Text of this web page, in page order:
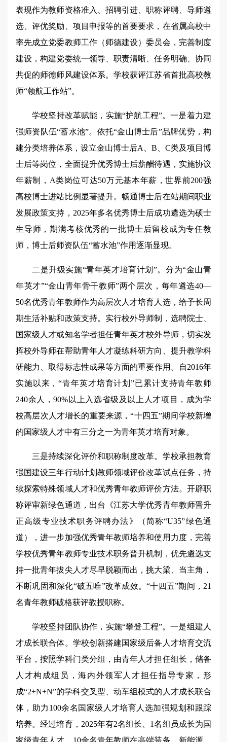
表现作为教师资格准入、招聘引进、职称评聘、导师遴
选、评优奖励、项目申报等的首要要求，在省属高校中
率先成立党委教师工作（师德建设）委员会，完善制度
建设，构建党委统一领导、职责清晰、任务明确、协同
共促的师德师风建设体系。学校获评江苏省首批高校教
师“领航工作站”。
学校坚持改革赋能，实施“护航工程”。一是着力建
强师资队伍“蓄水池”。依托“金山博士后”品牌优势，构
建分类培养体系，设立金山博士后A、B、C类及项目博
士后等岗位，全面提升优秀博士后薪酬待遇，实施协议
年薪制，A类岗位可达50万元基本年薪，世界前200强
高校博士进站比例显著提升。畅通博士后在站期间职业
发展政策支持，2025年多名优秀博士后成功遴选为硕士
生导师，期满考核优秀的一批博士后留校成为专任教
师，博士后师资队伍“蓄水池”作用逐渐显现。
二是升级实施“青年英才培育计划”。分为“金山青
年英才”“金山青年骨干教师”两个层次，每年遴选40—
50名优秀青年教师作为高层次人才培育人选，给予长周
期生活补贴和政策支持。实行校外导师制，选聘院士、
国家级人才或知名学者担任青年英才校外导师，切实发
挥校外导师在帮助青年人才凝练科研方向、提升教学科
研能力、取得标志性成果等方面的重要作用。自2016年
实施以来，“青年英才培育计划”已累计支持青年教师
240余人，90%以上入选省级及以上人才项目，成为学
校高层次人才增长的重要来源，“十四五”期间学校新增
的国家级人才中有三分之一为青年英才培育对象。
三是持续深化评价和职称制度改革。学校承担教育
强国建设三年行动计划教师领域评价改革试点任务，持
续探索特殊领域人才和优秀青年教师评价方法。开辟职
称评审新绿色通道，出台《江苏大学优秀青年教师晋升
正高级专业技术职务评聘办法》（简称“U35”绿色通
道），进一步加强优秀青年教师培养和使用力度，完善
学校优秀青年教师专业技术职务晋升机制，优先遴选支
持一批青年拔尖人才尽早脱颖而出，挑大梁、当主角，
不断巩固和深化“破五唯”改革成效。“十四五”期间，21
名青年教师破格获评教授职称。
学校坚持团队协作，实施“攀登工程”。一是组建人
才成长联合体。学校创新搭建国家级后备人才培育交流
平台，按照学科门类分组，由青年人才担任组长，储备
人才构成组员，海内外领军人才担任指导专家，形
成“2+N+N”的学科交叉型、动车组模式的人才成长联合
体，助力100余名国家级人才培育人选加强规划和跟踪
培养。经过培育，2025年有2名组长、1名组员成长为国
家级青年人才，10余名青年教师在高端装备、新能源、